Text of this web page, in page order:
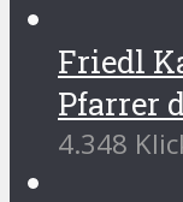
Friedl
Pfarrer
4.348